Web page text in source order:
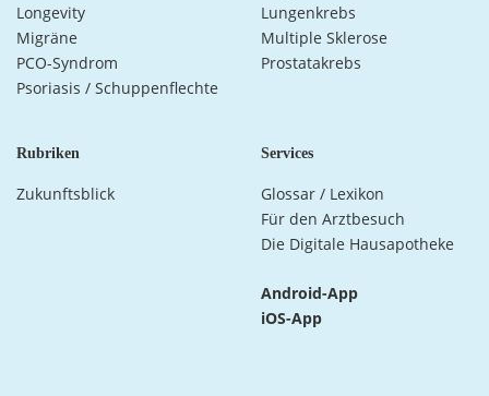
Longevity
Lungenkrebs
Migräne
Multiple Sklerose
PCO-Syndrom
Prostatakrebs
Psoriasis / Schuppenflechte
Rubriken
Zukunftsblick
Services
Glossar / Lexikon
Für den Arztbesuch
Die Digitale Hausapotheke
Android-App
iOS-App